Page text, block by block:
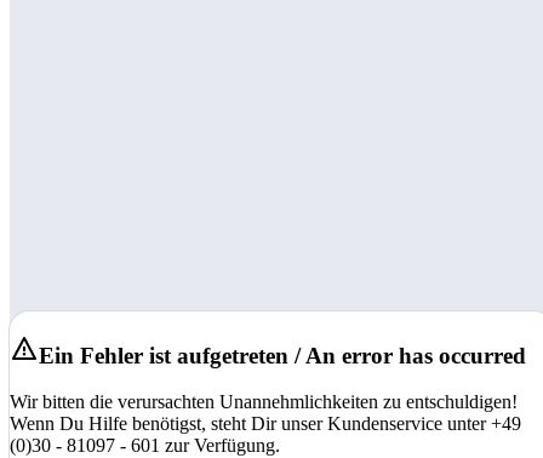
Ein Fehler ist aufgetreten / An error has occurred
Wir bitten die verursachten Unannehmlichkeiten zu entschuldigen!
Wenn Du Hilfe benötigst, steht Dir unser Kundenservice unter +49
(0)30 - 81097 - 601 zur Verfügung.